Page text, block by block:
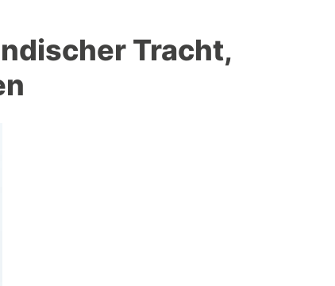
Tracht,